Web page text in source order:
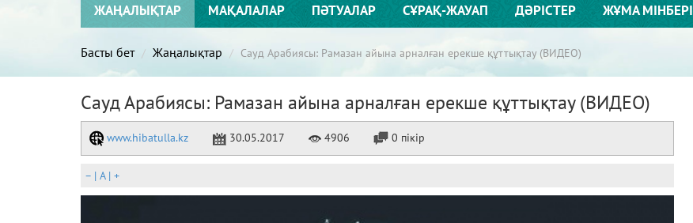
ЖАҢАЛЫҚТАР МАҚАЛАЛАР ПӘТУАЛАР СҰРАҚ-ЖАУАП ДӘРІСТЕР ЖҰМА МІНБЕРІ
Басты бет Жаңалықтар Сауд Арабиясы: Рамазан айына арналған ерекше құттықтау (ВИДЕО)
Сауд Арабиясы: Рамазан айына арналған ерекше құттықтау (ВИДЕО)
www.hibatulla.kz 30.05.2017 4906 0 пікір
– | A| +